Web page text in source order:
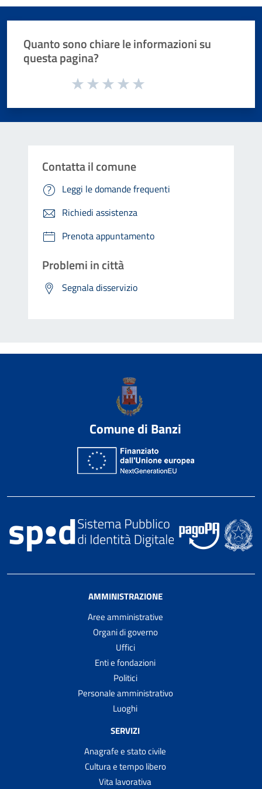
Quanto sono chiare le informazioni su
questa pagina?
Valuta da 1 a 5 stelle la pagina
Contatta il comune
Leggi le domande frequenti
Richiedi assistenza
Prenota appuntamento
Problemi in città
Segnala disservizio
Comune di Banzi
AMMINISTRAZIONE
Aree amministrative
Organi di governo
Uffici
Enti e fondazioni
Politici
Personale amministrativo
Luoghi
SERVIZI
Anagrafe e stato civile
Cultura e tempo libero
Vita lavorativa